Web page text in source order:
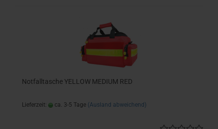
Notfalltasche YELLOW MEDIUM RED
Lieferzeit: ca. 3-5 Tage (Ausland abweichend)